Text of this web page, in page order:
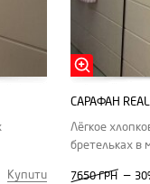
Купити
САРАФАН
Лёгкое
бретельках в
7650 ГРН —